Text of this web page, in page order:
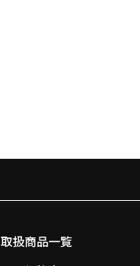
取扱商品一覧